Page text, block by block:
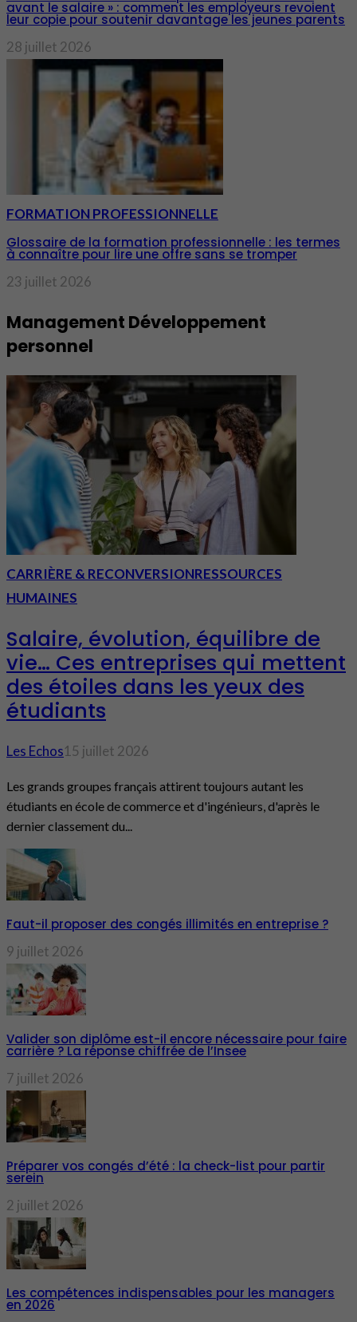
avant le salaire » : comment les employeurs revoient
leur copie pour soutenir davantage les jeunes parents
28 juillet 2026
FORMATION PROFESSIONNELLE
Glossaire de la formation professionnelle : les termes
à connaître pour lire une offre sans se tromper
23 juillet 2026
Management Développement
personnel
CARRIÈRE & RECONVERSIONRESSOURCES
HUMAINES
Salaire, évolution, équilibre de
vie… Ces entreprises qui mettent
des étoiles dans les yeux des
étudiants
Les Echos15 juillet 2026
Les grands groupes français attirent toujours autant les
étudiants en école de commerce et d'ingénieurs, d'après le
dernier classement du...
Faut-il proposer des congés illimités en entreprise ?
9 juillet 2026
Valider son diplôme est-il encore nécessaire pour faire
carrière ? La réponse chiffrée de l’Insee
7 juillet 2026
Préparer vos congés d’été : la check-list pour partir
serein
2 juillet 2026
Les compétences indispensables pour les managers
en 2026